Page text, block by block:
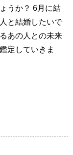
うか？ 6月に結
と結婚したいで
あの人との未来
定していきま